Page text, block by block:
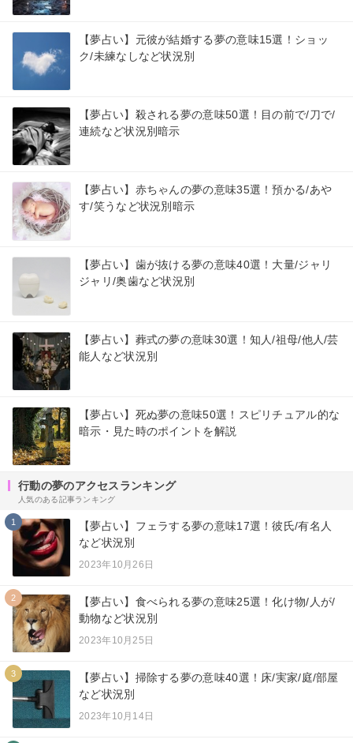
【夢占い】元彼が結婚する夢の意味15選！ショッ
ク/未練なしなど状況別
【夢占い】殺される夢の意味50選！目の前で/刀で/
連続など状況別暗示
【夢占い】赤ちゃんの夢の意味35選！預かる/あや
す/笑うなど状況別暗示
【夢占い】歯が抜ける夢の意味40選！大量/ジャリ
ジャリ/奥歯など状況別
【夢占い】葬式の夢の意味30選！知人/祖母/他人/芸
能人など状況別
【夢占い】死ぬ夢の意味50選！スピリチュアル的な
暗示・見た時のポイントを解説
行動の夢のアクセスランキング
人気のある記事ランキング
1
【夢占い】フェラする夢の意味17選！彼氏/有名人
など状況別
2023年10月26日
2
【夢占い】食べられる夢の意味25選！化け物/人が/
動物など状況別
2023年10月25日
3
【夢占い】掃除する夢の意味40選！床/実家/庭/部屋
など状況別
2023年10月14日